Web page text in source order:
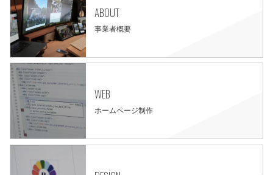
ABOUT
事業者概要
WEB
ホームページ制作